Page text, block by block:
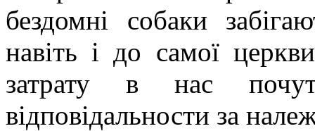
бездомні собаки
навіть і до самої
затрату в нас
відповідальности за